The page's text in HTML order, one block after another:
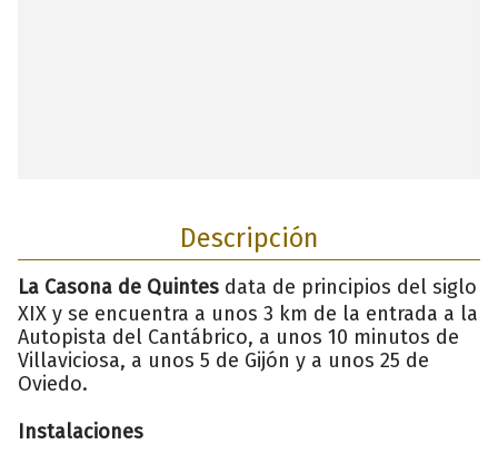
Descripción
La Casona de Quintes data de principios del siglo
XIX y se encuentra a unos 3 km de la entrada a la
Autopista del Cantábrico, a unos 10 minutos de
Villaviciosa, a unos 5 de Gijón y a unos 25 de
Oviedo.
Instalaciones